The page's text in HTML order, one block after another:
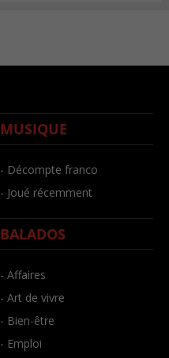
MUSIQUE
- Décompte franco
- Joué récemment
BALADOS
- Affaires
- Art de vivre
- Bien-être
- Emploi